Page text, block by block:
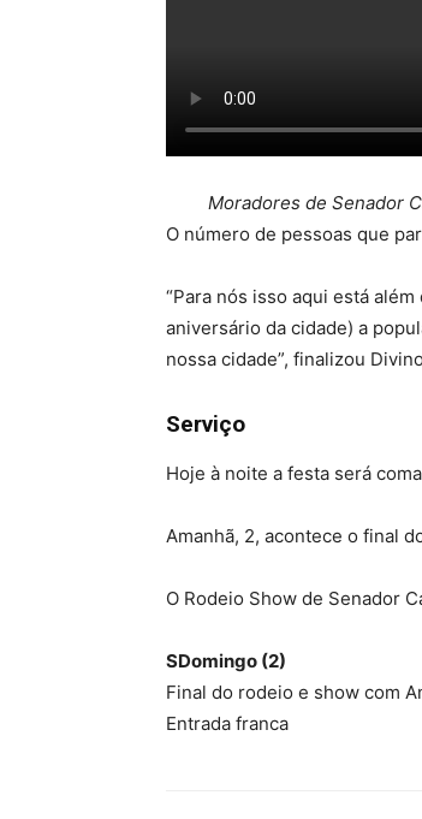
Moradores de Senador
O número de pessoas que
“Para nós isso aqui está
aniversário da cidade) a
nossa cidade”, finalizou
Serviço
Hoje à noite a festa será
Amanhã, 2, acontece o final
O Rodeio Show de Senador
SDomingo (2)
Final do rodeio e show com
Entrada franca